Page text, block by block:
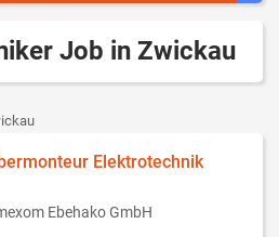
Job in Zwickau
Elektrotechnik
Ebehako GmbH